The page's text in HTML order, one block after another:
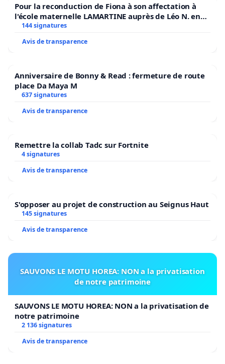
Pour la reconduction de Fiona à son affectation à
l'école maternelle LAMARTINE auprès de Léo N. en
2026/2027
144 signatures
Avis de transparence
Anniversaire de Bonny & Read : fermeture de route
place Da Maya M
637 signatures
Avis de transparence
Remettre la collab Tadc sur Fortnite
4 signatures
Avis de transparence
S'opposer au projet de construction au Seignus Haut
145 signatures
Avis de transparence
SAUVONS LE MOTU HOREA: NON a la privatisation
de notre patrimoine
SAUVONS LE MOTU HOREA: NON a la privatisation de
notre patrimoine
2 136 signatures
Avis de transparence